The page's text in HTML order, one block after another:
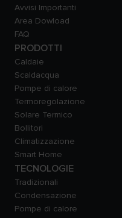
Avvisi Importanti
Area Dowload
FAQ
PRODOTTI
Caldaie
Scaldacqua
Pompe di calore
Termoregolazione
Solare Termico
Bollitori
Climatizzazione
Smart Home
TECNOLOGIE
Tradizionali
Condensazione
Pompe di calore